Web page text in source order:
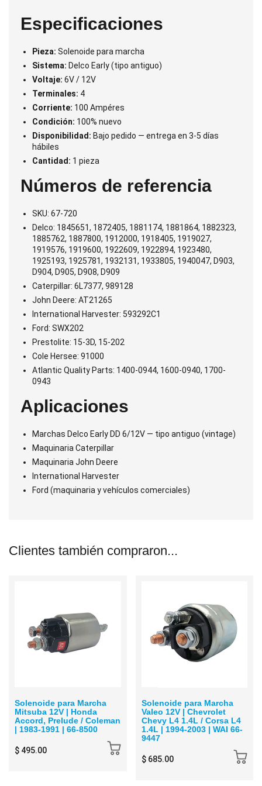
Especificaciones
Pieza: Solenoide para marcha
Sistema: Delco Early (tipo antiguo)
Voltaje: 6V / 12V
Terminales: 4
Corriente: 100 Ampéres
Condición: 100% nuevo
Disponibilidad: Bajo pedido — entrega en 3-5 días
hábiles
Cantidad: 1 pieza
Números de referencia
SKU: 67-720
Delco: 1845651, 1872405, 1881174, 1881864, 1882323,
1885762, 1887800, 1912000, 1918405, 1919027,
1919576, 1919600, 1922609, 1922894, 1923480,
1925193, 1925781, 1932131, 1933805, 1940047, D903,
D904, D905, D908, D909
Caterpillar: 6L7377, 989128
John Deere: AT21265
International Harvester: 593292C1
Ford: SWX202
Prestolite: 15-3D, 15-202
Cole Hersee: 91000
Atlantic Quality Parts: 1400-0944, 1600-0940, 1700-
0943
Aplicaciones
Marchas Delco Early DD 6/12V — tipo antiguo (vintage)
Maquinaria Caterpillar
Maquinaria John Deere
International Harvester
Ford (maquinaria y vehículos comerciales)
Clientes también compraron...
Solenoide para Marcha
Mitsuba 12V | Honda
Accord, Prelude / Coleman
| 1983-1991 | 66-8500
$ 495.00
Solenoide para Marcha
Valeo 12V | Chevrolet
Chevy L4 1.4L / Corsa L4
1.4L | 1994-2003 | WAI 66-
9447
$ 685.00